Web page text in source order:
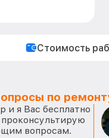
Стоимость
по
и я Вас бесплатно
проконсультирую
вопросам.